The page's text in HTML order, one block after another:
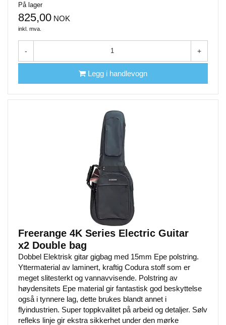
På lager
825,00 NOK
inkl. mva.
- +
Legg i handlevogn
Freerange 4K Series Electric Guitar
x2 Double bag
Dobbel Elektrisk gitar gigbag med 15mm Epe polstring.
Yttermaterial av laminert, kraftig Codura stoff som er
meget slitesterkt og vannavvisende. Polstring av
høydensitets Epe material gir fantastisk god beskyttelse
også i tynnere lag, dette brukes blandt annet i
flyindustrien. Super toppkvalitet på arbeid og detaljer. Sølv
refleks linje gir ekstra sikkerhet under den mørke